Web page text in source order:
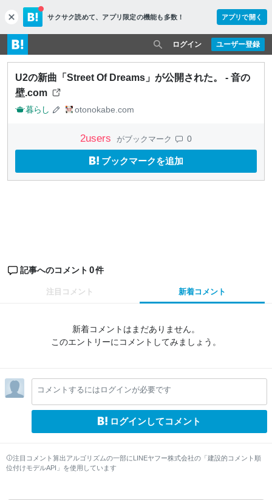
c
l
o
s
e
サクサク読めて、 アプリ限定の機能も多数！ アプリで開く
ユーザー登録
ログイン
U2の新曲「Street Of Dreams」が公開された。 - 音の
壁.com
暮らし otonokabe.com
2users がブックマーク 0
ブックマークを追加
記事へのコメント 0件
注目コメント 新着コメント
新着コメントはまだありません。
このエントリーにコメントしてみましょう。
コメントするにはログインが必要です
ログインしてコメント
注目コメント算出アルゴリズムの一部にLINEヤフー株式会社の「建設的コメント順
位付けモデルAPI」を使用しています